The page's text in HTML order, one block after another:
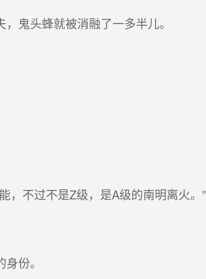
鬼头蜂就被消融了一多半儿。
不过不是Z级，是A级的南明离火。”
份。